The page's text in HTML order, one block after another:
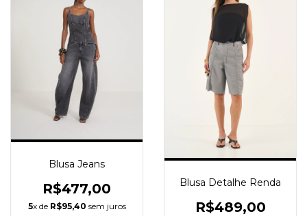
Blusa Jeans
R$477,00
5x de R$95,40 sem juros
Blusa Detalhe Renda
R$489,00